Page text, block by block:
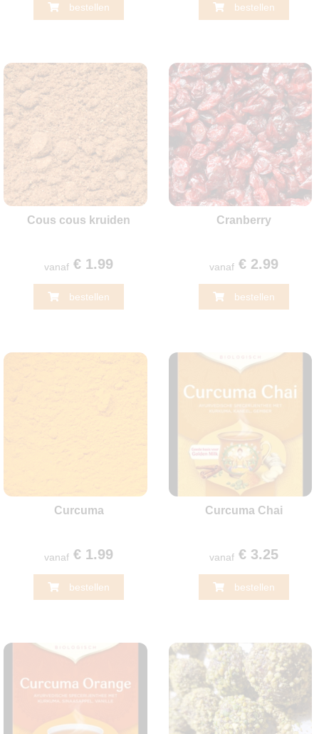
bestellen bestellen
Cous cous kruiden
vanaf € 1.99
bestellen
Cranberry
vanaf€ 2.99
bestellen
Curcuma
vanaf € 1.99
bestellen
Curcuma Chai
vanaf€ 3.25
bestellen